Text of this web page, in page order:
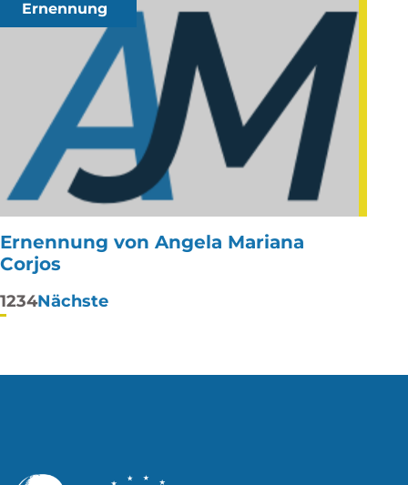
Ernennung
Ernennung von Angela Mariana
Corjos
Paginierung
1234Nächste